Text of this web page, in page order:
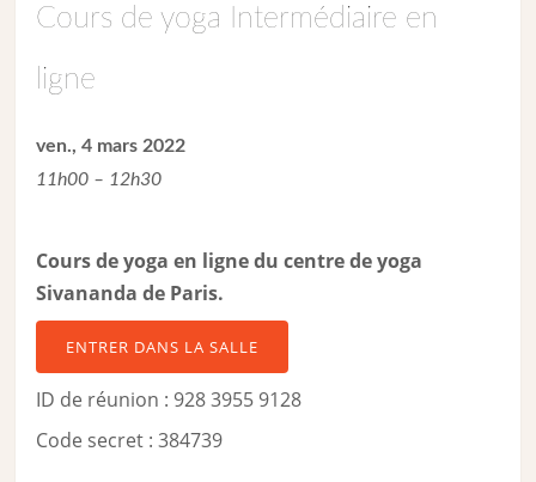
Cours de yoga Intermédiaire en
ligne
ven., 4 mars 2022
11h00 – 12h30
Cours de yoga en ligne du centre de yoga
Sivananda de Paris.
ENTRER DANS LA SALLE
ID de réunion : 928 3955 9128
Code secret : 384739